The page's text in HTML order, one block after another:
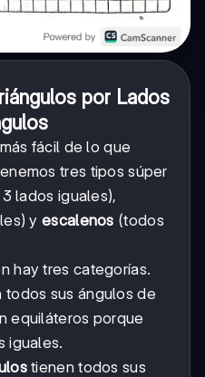
por Lados
fácil de lo que
tres tipos súper
lados iguales),
yescalenos (todos
hay tres categorías.
todos sus ángulos de
equiláteros porque
iguales.
tienen todos sus